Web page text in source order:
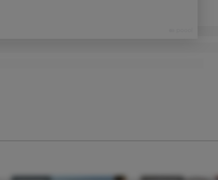
sobre un trípode.
dedejarse llevar por la creatividadabriendo más el